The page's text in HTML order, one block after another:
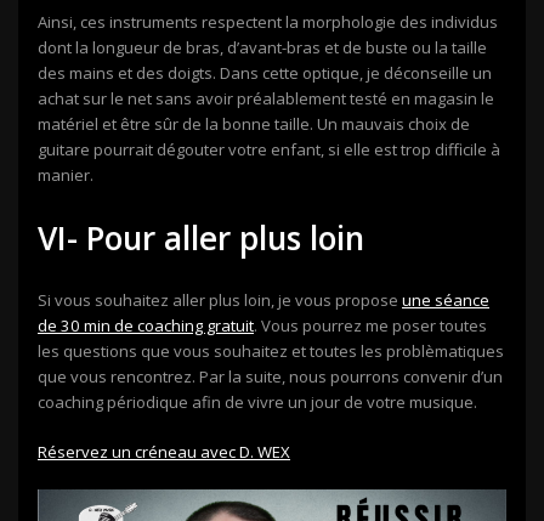
Ainsi, ces instruments respectent la morphologie des individus
dont la longueur de bras, d’avant-bras et de buste ou la taille
des mains et des doigts. Dans cette optique, je déconseille un
achat sur le net sans avoir préalablement testé en magasin le
matériel et être sûr de la bonne taille. Un mauvais choix de
guitare pourrait dégouter votre enfant, si elle est trop difficile à
manier.
VI- Pour aller plus loin
Si vous souhaitez aller plus loin, je vous propose une séance
de 30 min de coaching gratuit. Vous pourrez me poser toutes
les questions que vous souhaitez et toutes les problèmatiques
que vous rencontrez. Par la suite, nous pourrons convenir d’un
coaching périodique afin de vivre un jour de votre musique.
Réservez un créneau avec D. WEX